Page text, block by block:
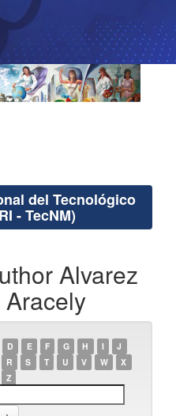
del Tecnológico
- TecNM)
Alvarez
D E F G H I
J
R S T U V W
X
Z